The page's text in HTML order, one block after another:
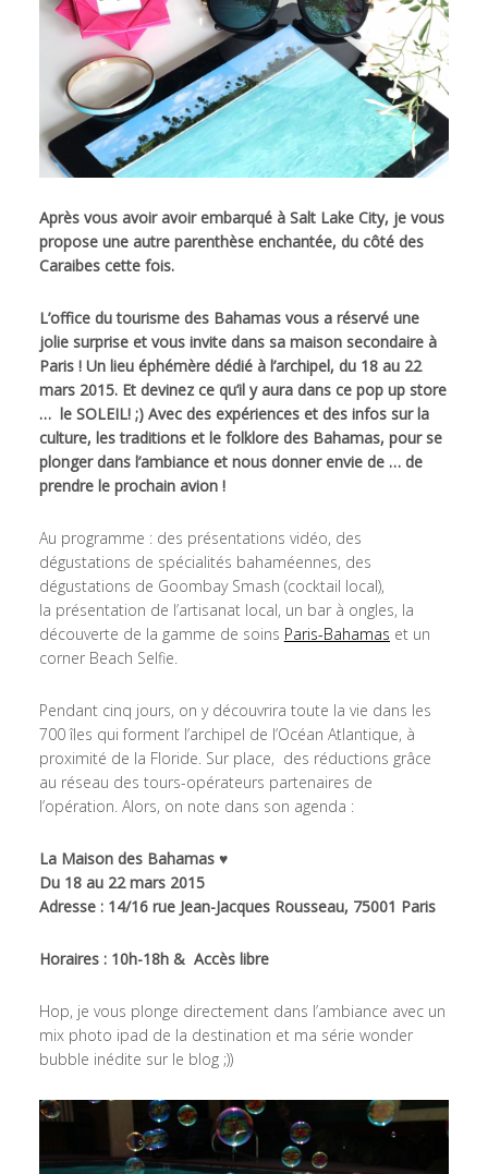
Après vous avoir avoir embarqué à Salt Lake City, je vous
propose une autre parenthèse enchantée, du côté des
Caraibes cette fois.
L’office du tourisme des Bahamas vous a réservé une
jolie surprise et vous invite dans sa maison secondaire à
Paris ! Un lieu éphémère dédié à l’archipel, du 18 au 22
mars 2015. Et devinez ce qu’il y aura dans ce pop up store
… le SOLEIL! ;) Avec des expériences et des infos sur la
culture, les traditions et le folklore des Bahamas, pour se
plonger dans l’ambiance et nous donner envie de … de
prendre le prochain avion !
Au programme : des présentations vidéo, des
dégustations de spécialités bahaméennes, des
dégustations de Goombay Smash (cocktail local),
la présentation de l’artisanat local, un bar à ongles, la
découverte de la gamme de soins Paris-Bahamas et un
corner Beach Selfie.
Pendant cinq jours, on y découvrira toute la vie dans les
700 îles qui forment l’archipel de l’Océan Atlantique, à
proximité de la Floride. Sur place, des réductions grâce
au réseau des tours-opérateurs partenaires de
l’opération. Alors, on note dans son agenda :
La Maison des Bahamas ♥
Du 18 au 22 mars 2015
Adresse : 14/16 rue Jean-Jacques Rousseau, 75001 Paris
Horaires : 10h-18h & Accès libre
Hop, je vous plonge directement dans l’ambiance avec un
mix photo ipad de la destination et ma série wonder
bubble inédite sur le blog ;))